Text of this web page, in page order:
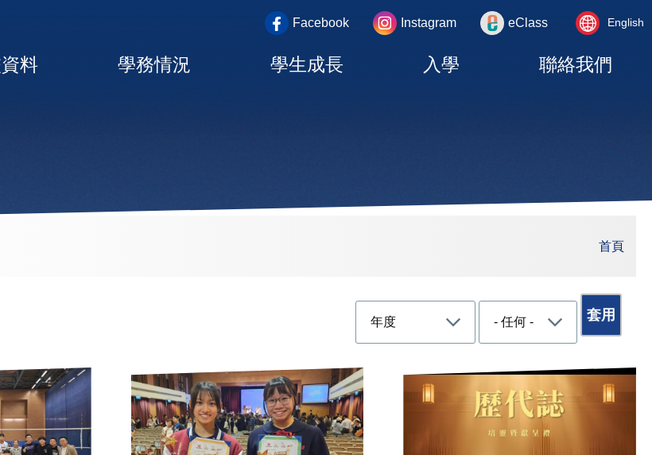
top_area
Facebook Instagram eClass
Language
switcher
English
料 學務情況 學生成長 入學 聯絡我們
首頁